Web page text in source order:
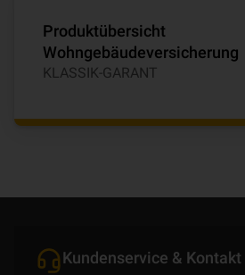
Produktübersicht
Wohngebäudeversicherung
KLASSIK-GARANT
Kundenservice & Kontakt